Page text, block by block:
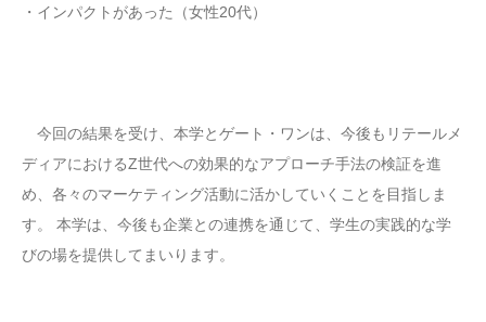
・インパクトがあった（女性20代）
今回の結果を受け、本学とゲート・ワンは、今後もリテールメ
ディアにおけるZ世代への効果的なアプローチ手法の検証を進
め、各々のマーケティング活動に活かしていくことを目指しま
す。 本学は、今後も企業との連携を通じて、学生の実践的な学
びの場を提供してまいります。